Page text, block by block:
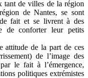
tant de villes de la région
de Nantes, se sont
fait et se livrent à des
de conforter leur petits
attitude de la part de ces
de l’image des
le fait à l’émergence,
politiques extrémistes